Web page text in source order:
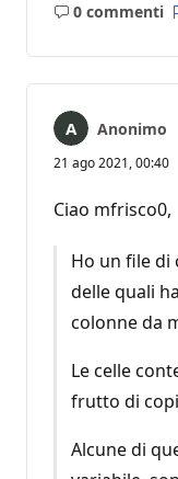
0 commenti
Nessun
Anonimo
21 ago 2021, 00:40
Ciao mfrisco0,
Ho un file di
delle quali
colonne da
Le celle
frutto di
Alcune di